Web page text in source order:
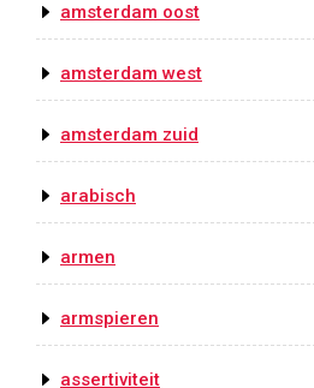
amsterdam oost
amsterdam west
amsterdam zuid
arabisch
armen
armspieren
assertiviteit